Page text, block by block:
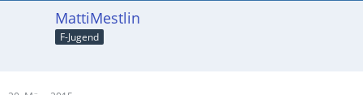
MattiMestlin
F-Jugend